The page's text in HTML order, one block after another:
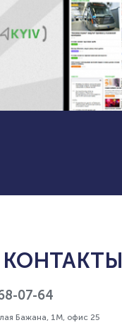
КОНТАКТЫ
07-64
Бажана, 1М, офис 25